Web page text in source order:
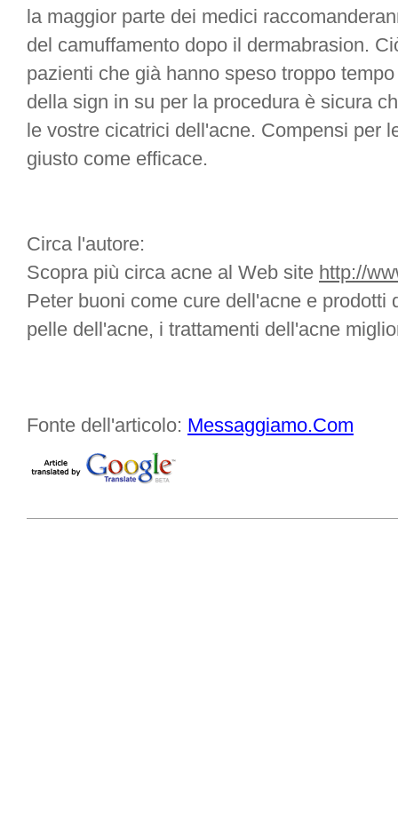
la maggior parte dei medici
del camuffamento dopo il dermabrasion.
pazienti che già hanno speso troppo
della sign in su per la procedura è sicura
le vostre cicatrici dell'acne. Compensi per
giusto come efficace.
Circa l'autore:
Scopra più circa acne al Web site http://
Peter buoni come cure dell'acne e prodotti
pelle dell'acne, i trattamenti dell'acne
Fonte dell'articolo: Messaggiamo.Com